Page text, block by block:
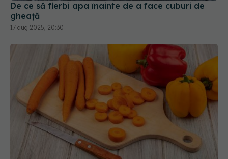
17 aug 2025, 20:30
Cum se taie corect morcovii. Metoda simplă care
te ajută să nu mai cumperi legume deja tăiate